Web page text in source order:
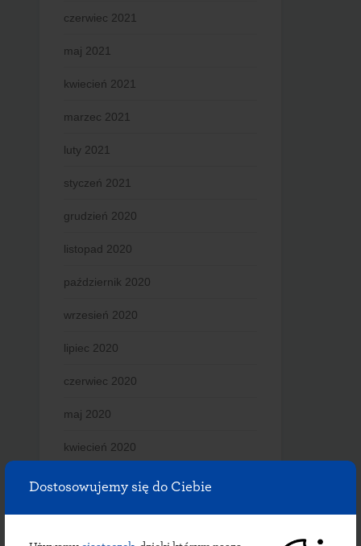
Dostosowujemy się do Ciebie
czerwiec 2021
maj 2021
kwiecień 2021
marzec 2021
luty 2021
styczeń 2021
grudzień 2020
listopad 2020
październik 2020
wrzesień 2020
lipiec 2020
czerwiec 2020
maj 2020
kwiecień 2020
marzec 2020
luty 2020